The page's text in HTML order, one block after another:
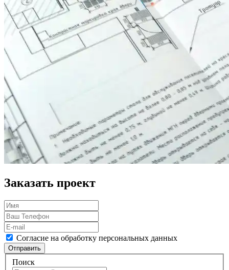
Заказать проект
Согласие на обработку персональных данных
Отправить
Поиск